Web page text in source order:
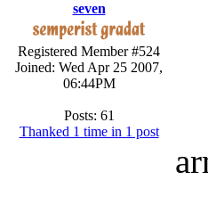
seven
Registered Member #524
Joined: Wed Apr 25 2007,
06:44PM
Posts: 61
Thanked 1 time in 1 post